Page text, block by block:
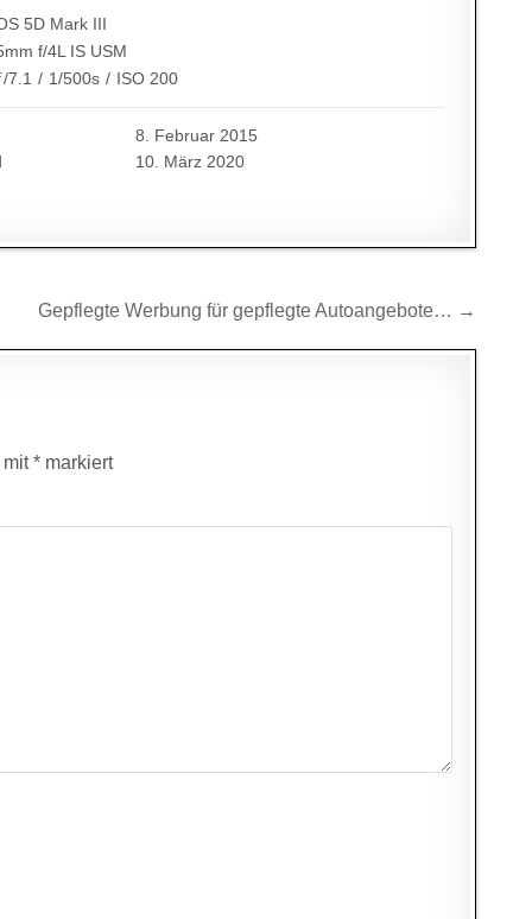
5D Mark III
f/4L IS USM
7.1 / 1/500s / ISO 200
8. Februar 2015
10. März 2020
Gepflegte Werbung für gepflegte Autoangebote… →
mit* markiert